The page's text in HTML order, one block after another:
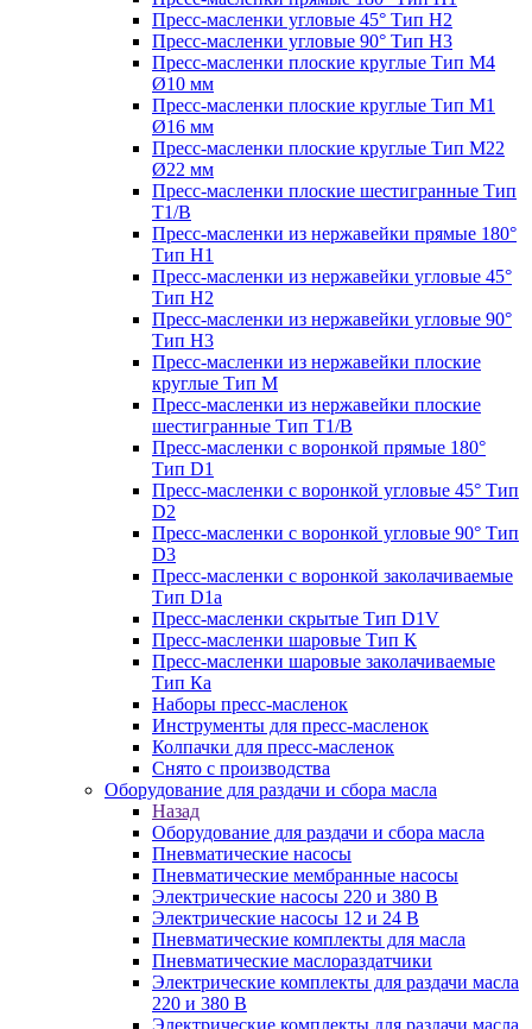
Пресс-масленки угловые 45° Тип H2
Пресс-масленки угловые 90° Тип H3
Пресс-масленки плоские круглые Тип M4
Ø10 мм
Пресс-масленки плоские круглые Тип M1
Ø16 мм
Пресс-масленки плоские круглые Тип M22
Ø22 мм
Пресс-масленки плоские шестигранные Тип
T1/B
Пресс-масленки из нержавейки прямые 180°
Тип H1
Пресс-масленки из нержавейки угловые 45°
Тип H2
Пресс-масленки из нержавейки угловые 90°
Тип H3
Пресс-масленки из нержавейки плоские
круглые Тип M
Пресс-масленки из нержавейки плоские
шестигранные Тип T1/B
Пресс-масленки с воронкой прямые 180°
Тип D1
Пресс-масленки с воронкой угловые 45° Тип
D2
Пресс-масленки с воронкой угловые 90° Тип
D3
Пресс-масленки с воронкой заколачиваемые
Тип D1a
Пресс-масленки скрытые Тип D1V
Пресс-масленки шаровые Тип К
Пресс-масленки шаровые заколачиваемые
Тип Кa
Наборы пресс-масленок
Инструменты для пресс-масленок
Колпачки для пресс-масленок
Снято с производства
Оборудование для раздачи и сбора масла
Назад
Оборудование для раздачи и сбора масла
Пневматические насосы
Пневматические мембранные насосы
Электрические насосы 220 и 380 В
Электрические насосы 12 и 24 В
Пневматические комплекты для масла
Пневматические маслораздатчики
Электрические комплекты для раздачи масла
220 и 380 В
Электрические комплекты для раздачи масла